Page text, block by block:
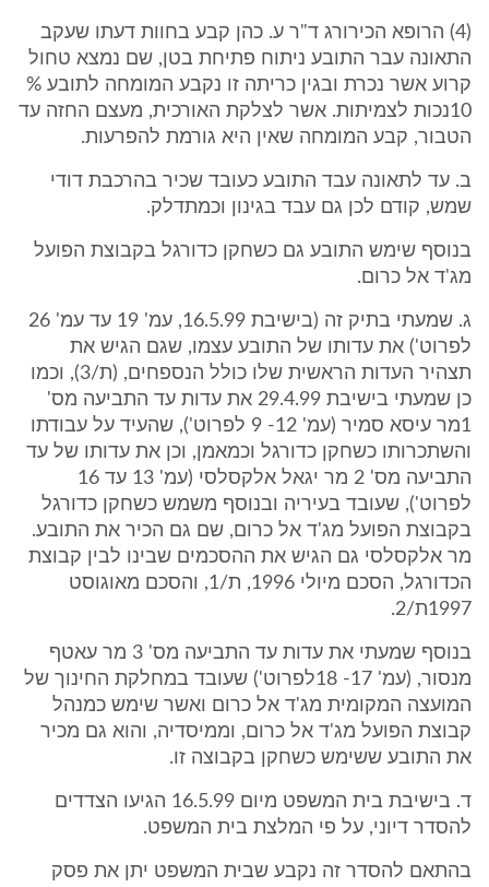
(4) הרופא הכירורג ד"ר ע. כהן קבע בחוות דעתו שעקב
התאונה עבר התובע ניתוח פתיחת בטן, שם נמצא טחול
קרוע אשר נכרת ובגין כריתה זו נקבע המומחה לתובע %
10נכות לצמיתות. אשר לצלקת האורכית, מעצם החזה עד
הטבור, קבע המומחה שאין היא גורמת להפרעות.
ב. עד לתאונה עבד התובע כעובד שכיר בהרכבת דודי
שמש, קודם לכן גם עבד בגינון וכמתדלק.
בנוסף שימש התובע גם כשחקן כדורגל בקבוצת הפועל
מג'ד אל כרום.
ג. שמעתי בתיק זה (בישיבת 16.5.99, עמ' 19 עד עמ' 26
לפרוט') את עדותו של התובע עצמו, שגם הגיש את
תצהיר העדות הראשית שלו כולל הנספחים, (ת/3), וכמו
כן שמעתי בישיבת 29.4.99 את עדות עד התביעה מס'
1מר עיסא סמיר (עמ' 12- 9 לפרוט'), שהעיד על עבודתו
והשתכרותו כשחקן כדורגל וכמאמן, וכן את עדותו של עד
התביעה מס' 2 מר יגאל אלקסלסי (עמ' 13 עד 16
לפרוט'), שעובד בעיריה ובנוסף משמש כשחקן כדורגל
בקבוצת הפועל מג'ד אל כרום, שם גם הכיר את התובע.
מר אלקסלסי גם הגיש את ההסכמים שבינו לבין קבוצת
הכדורגל, הסכם מיולי 1996, ת/1, והסכם מאוגוסט
1997ת/2.
בנוסף שמעתי את עדות עד התביעה מס' 3 מר עאטף
מנסור, (עמ' 17- 18לפרוט') שעובד במחלקת החינוך של
המועצה המקומית מג'ד אל כרום ואשר שימש כמנהל
קבוצת הפועל מג'ד אל כרום, וממיסדיה, והוא גם מכיר
את התובע ששימש כשחקן בקבוצה זו.
ד. בישיבת בית המשפט מיום 16.5.99 הגיעו הצדדים
להסדר דיוני, על פי המלצת בית המשפט.
בהתאם להסדר זה נקבע שבית המשפט יתן את פסק